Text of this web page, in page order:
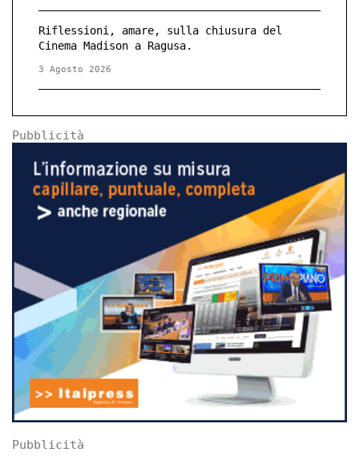
Riflessioni, amare, sulla chiusura del
Cinema Madison a Ragusa.
3 Agosto 2026
Pubblicità
Pubblicità